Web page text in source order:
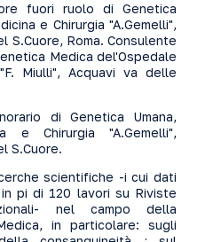
fuori ruolo di Genetica
e Chirurgia "A.Gemelli",
S.Cuore, Roma. Consulente
Medica del'Ospedale
Miulli", Acquavi va delle
di Genetica Umana,
e Chirurgia "A.Gemelli",
S.Cuore.
scientifiche -i cui dati
pi di 120 lavori su Riviste
nel campo della
in particolare: sugli